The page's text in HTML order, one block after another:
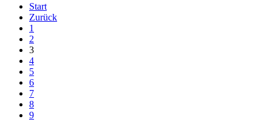
Start
Zurück
1
2
3
4
5
6
7
8
9